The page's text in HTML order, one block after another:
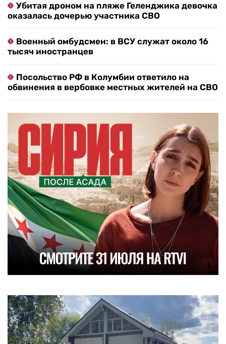
Убитая дроном на пляже Геленджика девочка
оказалась дочерью участника СВО
Военный омбудсмен: в ВСУ служат около 16
тысяч иностранцев
Посольство РФ в Колумбии ответило на
обвинения в вербовке местных жителей на СВО